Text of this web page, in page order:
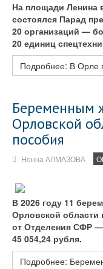
На площади Ленина
состоялся Парад
20 организаций —
20 единиц
Подробнее: В Орле
Беременным
Орловской
пособия
Нонна АЛМАЗОВА
В 2026 году 11
Орловской области
от Отделения СФР —
45 054,24 рубля.
Подробнее: